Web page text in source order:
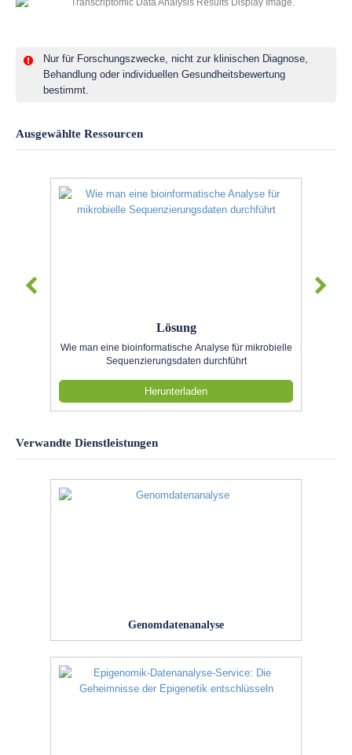
Nur für Forschungszwecke, nicht zur klinischen Diagnose,
Behandlung oder individuellen Gesundheitsbewertung
bestimmt.
Ausgewählte Ressourcen
Lösung
Wie man eine bioinformatische Analyse für mikrobielle
Sequenzierungsdaten durchführt
Herunterladen
Verwandte Dienstleistungen
Genomdatenanalyse